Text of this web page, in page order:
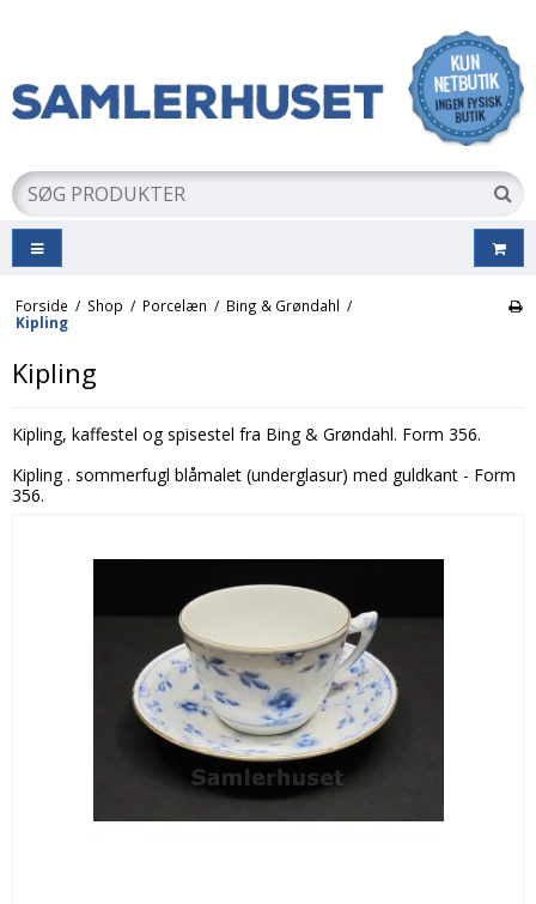
Forside / Shop / Porcelæn / Bing & Grøndahl /
Kipling
Kipling
Kipling, kaffestel og spisestel fra Bing & Grøndahl. Form 356.
Kipling . sommerfugl blåmalet (underglasur) med guldkant - Form
356.